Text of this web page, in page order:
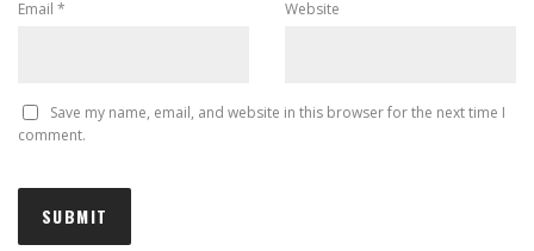
Email * Website
Save my name, email, and website in this browser for the next time I
comment.